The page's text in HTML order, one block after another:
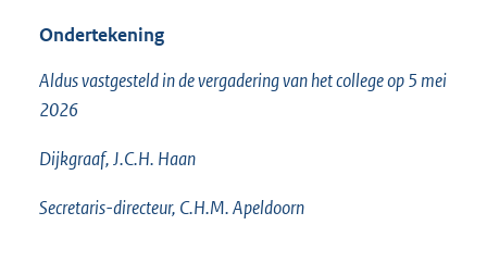
Ondertekening
Aldus vastgesteld in de vergadering van het college op 5 mei
2026
Dijkgraaf, J.C.H. Haan
Secretaris-directeur, C.H.M. Apeldoorn